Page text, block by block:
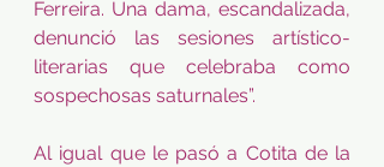
Ferreira. Una dama, escandalizada,
denunció las sesiones artístico-
literarias que celebraba como
sospechosas saturnales”.
Al igual que le pasó a Cotita de la